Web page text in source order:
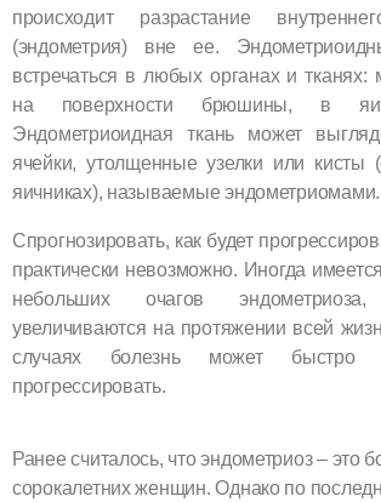
происходит разрастание
(эндометрия) вне ее.
встречаться в любых органах и тканях:
на поверхности брюшины, в
Эндометриоидная ткань может
ячейки, утолщенные узелки или кисты
яичниках), называемые эндометриомами.
Спрогнозировать, как будет
практически невозможно. Иногда
небольших очагов
увеличиваются на протяжении всей
случаях болезнь может быстро
прогрессировать.
Ранее считалось, что эндометриоз – это
сорокалетних женщин. Однако по